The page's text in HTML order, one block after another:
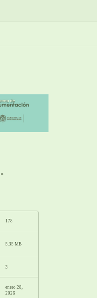
»
178
5.35 MB
3
enero 28,
2026